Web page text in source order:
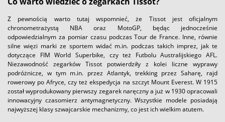
Z pewnością warto tutaj wspomnieć, że Tissot jest oficjalnym
chronometrażystą NBA oraz MotoGP, będąc jednocześnie
odpowiedzialnym za pomiar czasu podczas Tour de France. Inne, równie
silne więzi marki ze sportem widać m.in. podczas takich imprez, jak te
dotyczące FIM World Superbike, czy też Futbolu Australijskiego AFL.
Niezawodność zegarków Tissot potwierdziły z kolei liczne wyprawy
podróżnicze, w tym m.in. przez Atlantyk, trekking przez Saharę, rajd
rowerowy po Afryce, czy też ekspedycja na szczyt Mount Everest. W 1915
został wyprodukowany pierwszy zegarek naręczny a już w 1930 opracowali
innowacyjny czasomierz antymagnetyczny. Wszystkie modele posiadają
najwyższej klasy szwajcarskie mechanizmy, co jest ich wielkim atutem.